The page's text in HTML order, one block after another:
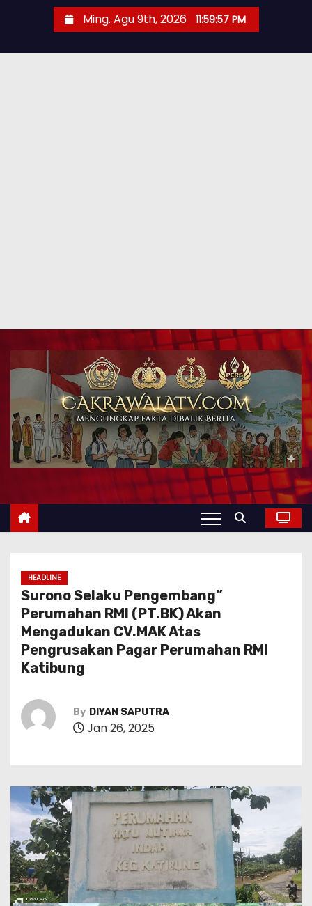
Ming. Agu 9th, 2026 11:59:59 PM
HEADLINE
Surono Selaku Pengembang”
Perumahan RMI (PT.BK) Akan
Mengadukan CV.MAK Atas
Pengrusakan Pagar Perumahan RMI
Katibung
By DIYAN SAPUTRA
Jan 26, 2025